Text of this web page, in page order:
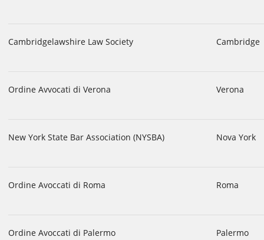
Cambridgelawshire Law Society Cambridge
Ordine Avvocati di Verona Verona
New York State Bar Association (NYSBA) Nova York
Ordine Avoccati di Roma Roma
Ordine Avoccati di Palermo Palermo